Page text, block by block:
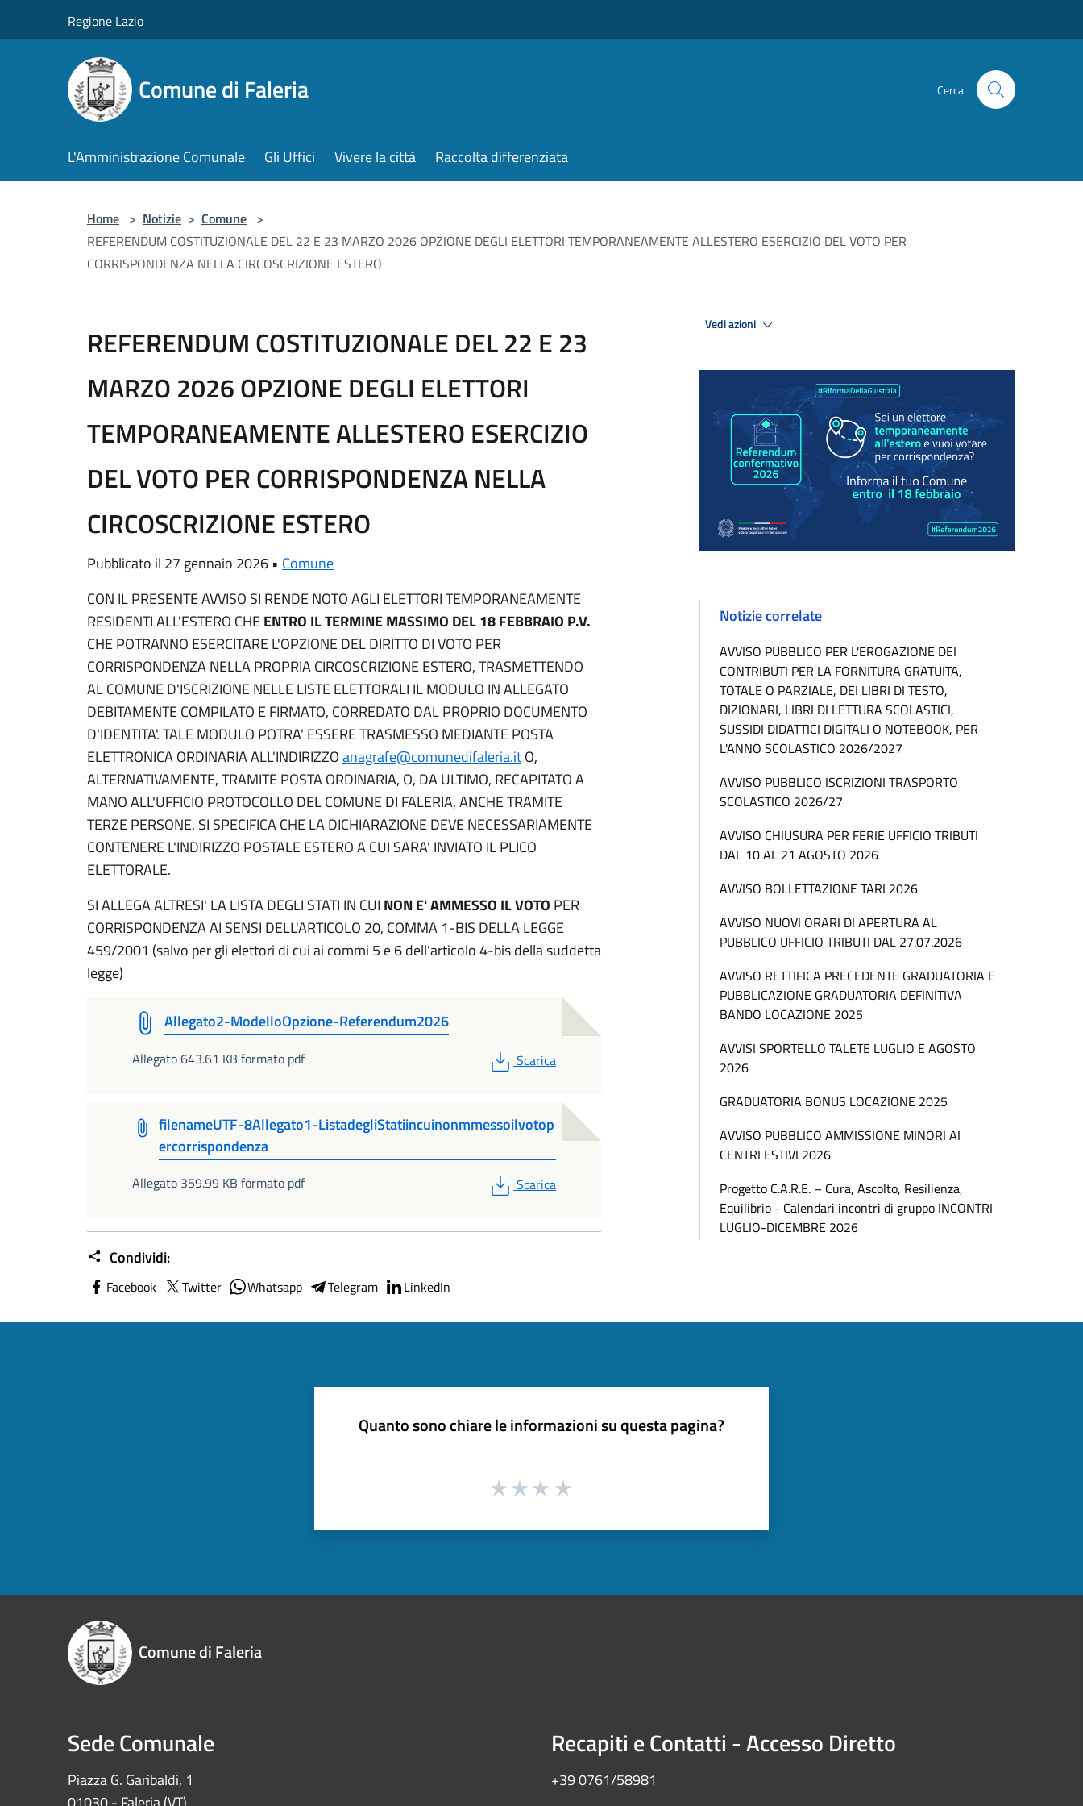
Regione Lazio
Comune di Faleria Cerca
L'Amministrazione Comunale Gli Uffici Vivere la città Raccolta differenziata
Home > Notizie > Comune >
REFERENDUM COSTITUZIONALE DEL 22 E 23 MARZO 2026 OPZIONE DEGLI ELETTORI TEMPORANEAMENTE ALLESTERO ESERCIZIO DEL VOTO PER
CORRISPONDENZA NELLA CIRCOSCRIZIONE ESTERO
REFERENDUM COSTITUZIONALE DEL 22 E 23
MARZO 2026 OPZIONE DEGLI ELETTORI
TEMPORANEAMENTE ALLESTERO ESERCIZIO
DEL VOTO PER CORRISPONDENZA NELLA
CIRCOSCRIZIONE ESTERO
Pubblicato il 27 gennaio 2026 • Comune
CON IL PRESENTE AVVISO SI RENDE NOTO AGLI ELETTORI TEMPORANEAMENTE
RESIDENTI ALL'ESTERO CHEENTRO IL TERMINE MASSIMO DEL 18 FEBBRAIO P.V.
CHE POTRANNO ESERCITARE L'OPZIONE DEL DIRITTO DI VOTO PER
CORRISPONDENZA NELLA PROPRIA CIRCOSCRIZIONE ESTERO, TRASMETTENDO
AL COMUNE D'ISCRIZIONE NELLE LISTE ELETTORALI IL MODULO IN ALLEGATO
DEBITAMENTE COMPILATO E FIRMATO, CORREDATO DAL PROPRIO DOCUMENTO
D'IDENTITA'. TALE MODULO POTRA' ESSERE TRASMESSO MEDIANTE POSTA
ELETTRONICA ORDINARIA ALL'INDIRIZZOanagrafe@comunedifaleria.itO,
ALTERNATIVAMENTE, TRAMITE POSTA ORDINARIA, O, DA ULTIMO, RECAPITATO A
MANO ALL'UFFICIO PROTOCOLLO DEL COMUNE DI FALERIA, ANCHE TRAMITE
TERZE PERSONE. SI SPECIFICA CHE LA DICHIARAZIONE DEVE NECESSARIAMENTE
CONTENERE L'INDIRIZZO POSTALE ESTERO A CUI SARA' INVIATO IL PLICO
ELETTORALE.
SI ALLEGA ALTRESI' LA LISTA DEGLI STATI IN CUI NON E' AMMESSO IL VOTO PER
CORRISPONDENZA AI SENSI DELL'ARTICOLO 20, COMMA 1-BIS DELLA LEGGE
459/2001 (salvo per gli elettori di cui ai commi 5 e 6 dell’articolo 4-bis della suddetta
legge)
Allegato2-ModelloOpzione-Referendum2026
Allegato 643.61 KB formato pdf PDF
Scarica
filenameUTF-8Allegato1-ListadegliStatiincuinonmmessoilvotop
ercorrispondenza
Allegato 359.99 KB formato pdf PDF
Scarica
Condividi:
Facebook Twitter Whatsapp Telegram LinkedIn
Vedi azioni
Notizie correlate
AVVISO PUBBLICO PER L'EROGAZIONE DEI
CONTRIBUTI PER LA FORNITURA GRATUITA,
TOTALE O PARZIALE, DEI LIBRI DI TESTO,
DIZIONARI, LIBRI DI LETTURA SCOLASTICI,
SUSSIDI DIDATTICI DIGITALI O NOTEBOOK, PER
L'ANNO SCOLASTICO 2026/2027
AVVISO PUBBLICO ISCRIZIONI TRASPORTO
SCOLASTICO 2026/27
AVVISO CHIUSURA PER FERIE UFFICIO TRIBUTI
DAL 10 AL 21 AGOSTO 2026
AVVISO BOLLETTAZIONE TARI 2026
AVVISO NUOVI ORARI DI APERTURA AL
PUBBLICO UFFICIO TRIBUTI DAL 27.07.2026
AVVISO RETTIFICA PRECEDENTE GRADUATORIA E
PUBBLICAZIONE GRADUATORIA DEFINITIVA
BANDO LOCAZIONE 2025
AVVISI SPORTELLO TALETE LUGLIO E AGOSTO
2026
GRADUATORIA BONUS LOCAZIONE 2025
AVVISO PUBBLICO AMMISSIONE MINORI AI
CENTRI ESTIVI 2026
Progetto C.A.R.E. – Cura, Ascolto, Resilienza,
Equilibrio - Calendari incontri di gruppo INCONTRI
LUGLIO-DICEMBRE 2026
Quanto sono chiare le informazioni su questa pagina?
Comune di Faleria
Sede Comunale
Piazza G. Garibaldi, 1
Recapiti e Contatti - Accesso Diretto
+39 0761/58981